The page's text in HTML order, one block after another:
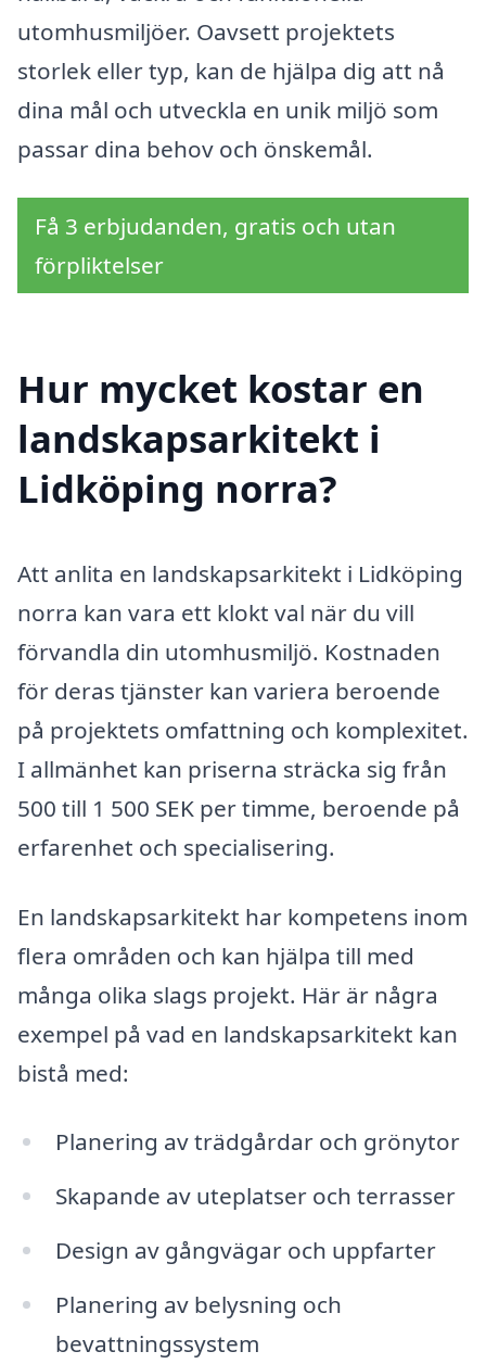
utomhusmiljöer. Oavsett projektets
storlek eller typ, kan de hjälpa dig att nå
dina mål och utveckla en unik miljö som
passar dina behov och önskemål.
Få 3 erbjudanden, gratis och utan
förpliktelser
Hur mycket kostar en
landskapsarkitekt i
Lidköping norra?
Att anlita en landskapsarkitekt i Lidköping
norra kan vara ett klokt val när du vill
förvandla din utomhusmiljö. Kostnaden
för deras tjänster kan variera beroende
på projektets omfattning och komplexitet.
I allmänhet kan priserna sträcka sig från
500 till 1 500 SEK per timme, beroende på
erfarenhet och specialisering.
En landskapsarkitekt har kompetens inom
flera områden och kan hjälpa till med
många olika slags projekt. Här är några
exempel på vad en landskapsarkitekt kan
bistå med:
Planering av trädgårdar och grönytor
Skapande av uteplatser och terrasser
Design av gångvägar och uppfarter
Planering av belysning och
bevattningssystem